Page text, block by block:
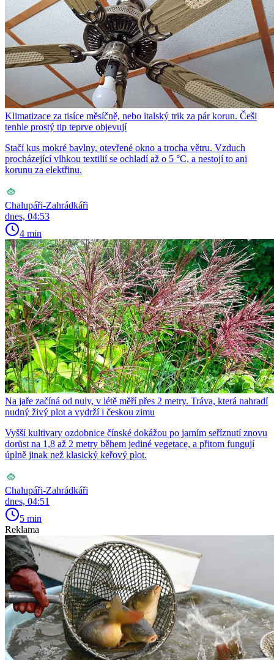
Klimatizace za tisíce měsíčně, nebo italský trik za pár korun. Češi
tenhle prostý tip teprve objevují
Stačí kus mokré bavlny, otevřené okno a trocha větru. Vzduch
procházející vlhkou textilií se ochladí až o 5 °C, a nestojí to ani
korunu za elektřinu.
Chalupáři-Zahrádkáři
dnes, 04:53
4 min
Na jaře začíná od nuly, v létě měří přes 2 metry. Tráva, která nahradí
nudný živý plot a vydrží i českou zimu
Vyšší kultivary ozdobnice čínské dokážou po jarním seříznutí znovu
dorůst na 1,8 až 2 metry během jediné vegetace, a přitom fungují
úplně jinak než klasický keřový plot.
Chalupáři-Zahrádkáři
dnes, 04:51
5 min
Reklama